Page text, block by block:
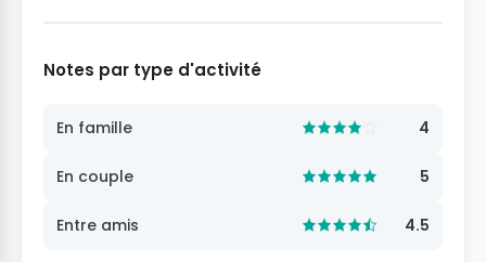
Notes par type d'activité
En famille 4
En couple 5
Entre amis 4.5